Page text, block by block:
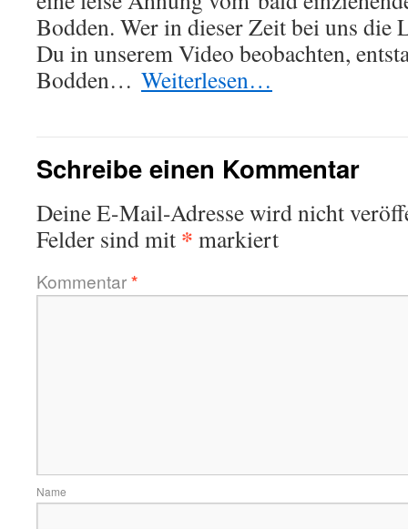
Bodden. Wer in dieser Zeit bei uns die
Du in unserem Video beobachten,
Bodden… Weiterlesen…
Schreibe einen Kommentar
Deine E-Mail-Adresse wird nicht
Felder sind mit * markiert
Kommentar*
Name